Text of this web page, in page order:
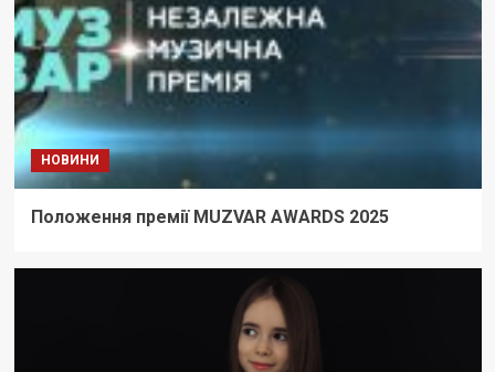
НОВИНИ
Положення премії MUZVAR AWARDS 2025